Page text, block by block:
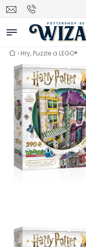
Vyhledávání
› Hry, Puzzle a LEGO®